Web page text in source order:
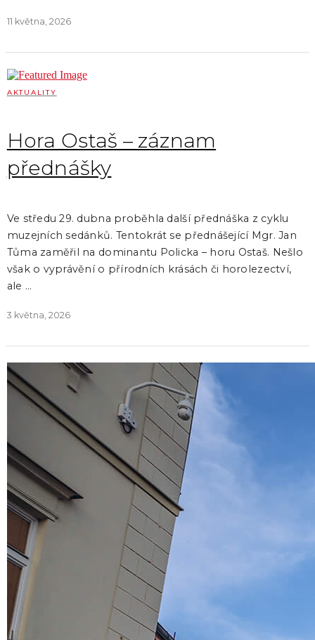
11 května, 2026
AKTUALITY
Hora Ostaš – záznam
přednášky
Ve středu 29. dubna proběhla další přednáška z cyklu
muzejních sedánků. Tentokrát se přednášející Mgr. Jan
Tůma zaměřil na dominantu Policka – horu Ostaš. Nešlo
však o vyprávění o přírodních krásách či horolezectví,
ale …
3 května, 2026